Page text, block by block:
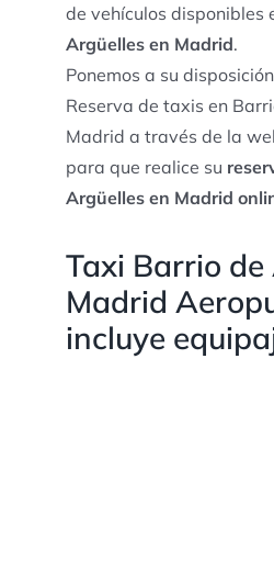
de vehículos disponibles
Argüelles en Madrid.
Ponemos a su
Reserva de taxis en
Madrid a través de la
para que realice su
Argüelles en Madrid
Taxi Barrio de
Madrid
incluye